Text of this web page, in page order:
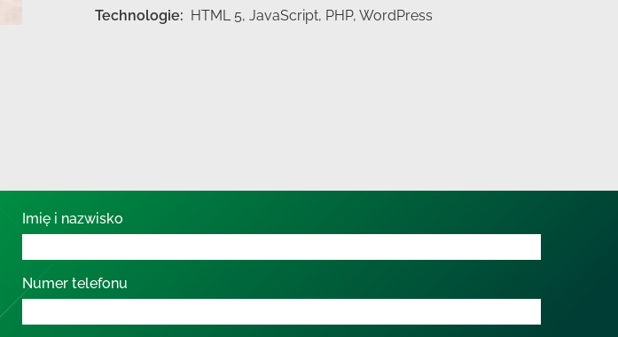
Technologie: HTML 5, JavaScript, PHP, WordPress
Imię i nazwisko
Numer telefonu